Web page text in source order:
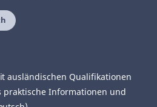
ausländischen Qualifikationen
praktische Informationen und